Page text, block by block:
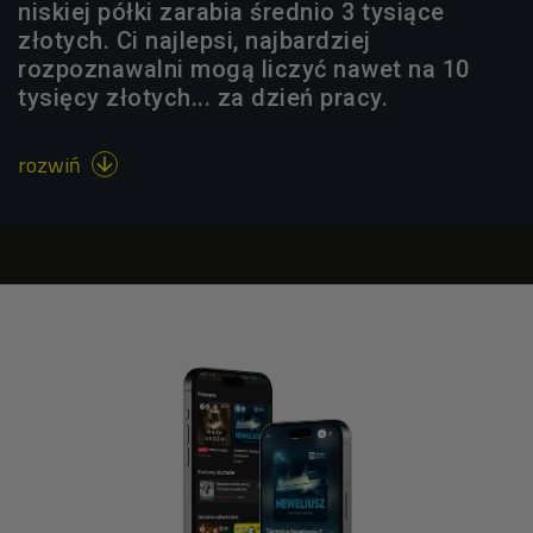
niskiej półki zarabia średnio 3 tysiące
złotych. Ci najlepsi, najbardziej
rozpoznawalni mogą liczyć nawet na 10
tysięcy złotych... za dzień pracy.
rozwiń 